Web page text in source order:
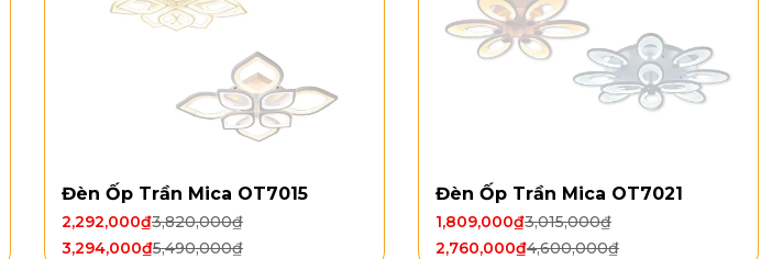
Đèn Ốp Trần Mica OT7015
3,820,000₫
2,292,000₫
5,490,000₫
3,294,000₫
Đèn Ốp Trần Mica OT7021
3,015,000₫
1,809,000₫
4,600,000₫
2,760,000₫